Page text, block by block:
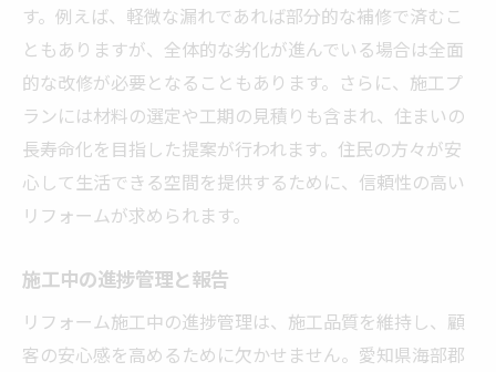
す。例えば、軽微な漏れであれば部分的な補修で済むこ
ともありますが、全体的な劣化が進んでいる場合は全面
的な改修が必要となることもあります。さらに、施工プ
ランには材料の選定や工期の見積りも含まれ、住まいの
長寿命化を目指した提案が行われます。住民の方々が安
心して生活できる空間を提供するために、信頼性の高い
リフォームが求められます。
施工中の進捗管理と報告
リフォーム施工中の進捗管理は、施工品質を維持し、顧
客の安心感を高めるために欠かせません。愛知県海部郡